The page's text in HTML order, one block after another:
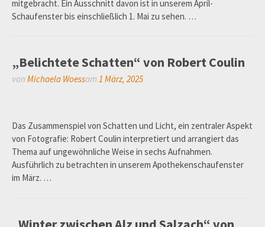
mitgebracht. Ein Ausschnitt davon ist in unserem April-
Schaufenster bis einschließlich 1. Mai zu sehen. …
„Belichtete Schatten“ von Robert Coulin
von Michaela Woessam 1 März, 2025
Das Zusammenspiel von Schatten und Licht, ein zentraler Aspekt
von Fotografie: Robert Coulin interpretiert und arrangiert das
Thema auf ungewöhnliche Weise in sechs Aufnahmen.
Ausführlich zu betrachten in unserem Apothekenschaufenster
im März. …